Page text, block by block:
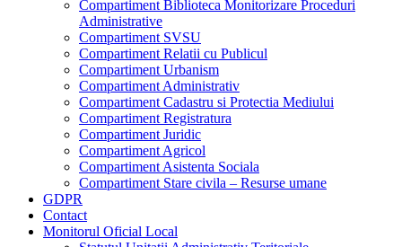
Compartiment Biblioteca Monitorizare Proceduri
Administrative
Compartiment SVSU
Compartiment Relatii cu Publicul
Compartiment Urbanism
Compartiment Administrativ
Compartiment Cadastru si Protectia Mediului
Compartiment Registratura
Compartiment Juridic
Compartiment Agricol
Compartiment Asistenta Sociala
Compartiment Stare civila – Resurse umane
GDPR
Contact
Monitorul Oficial Local